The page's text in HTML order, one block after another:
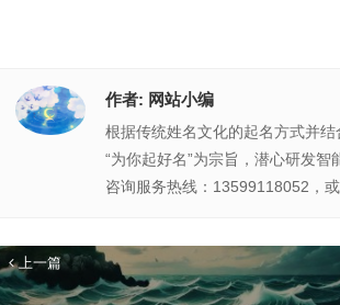
作者: 网站小编
根据传统姓名文化的起名方式并
“为你起好名”为宗旨，潜心研发
咨询服务热线：13599118052，
上一篇